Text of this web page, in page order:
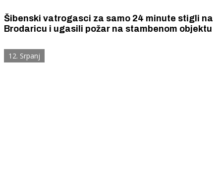
Šibenski vatrogasci za samo 24 minute stigli na
Brodaricu i ugasili požar na stambenom objektu
12. Srpanj